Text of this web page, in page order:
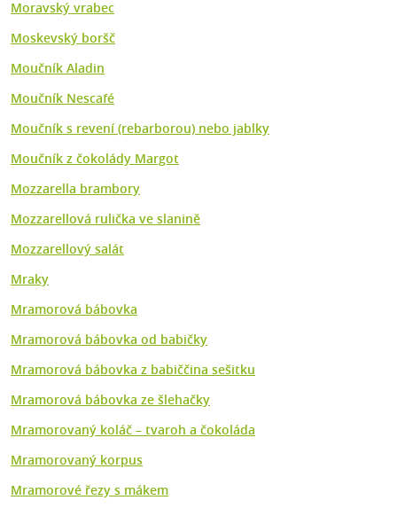
Moravský vrabec
Moskevský boršč
Moučník Aladin
Moučník Nescafé
Moučník s revení (rebarborou) nebo jablky
Moučník z čokolády Margot
Mozzarella brambory
Mozzarellová rulička ve slanině
Mozzarellový salát
Mraky
Mramorová bábovka
Mramorová bábovka od babičky
Mramorová bábovka z babiččina sešitku
Mramorová bábovka ze šlehačky
Mramorovaný koláč – tvaroh a čokoláda
Mramorovaný korpus
Mramorové řezy s mákem